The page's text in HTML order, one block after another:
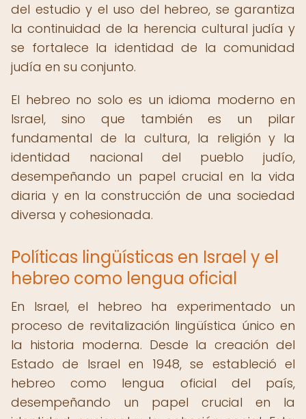
del estudio y el uso del hebreo, se garantiza
la continuidad de la herencia cultural judía y
se fortalece la identidad de la comunidad
judía en su conjunto.
El hebreo no solo es un idioma moderno en
Israel, sino que también es un pilar
fundamental de la cultura, la religión y la
identidad nacional del pueblo judío,
desempeñando un papel crucial en la vida
diaria y en la construcción de una sociedad
diversa y cohesionada.
Políticas lingüísticas en Israel y el
hebreo como lengua oficial
En Israel, el hebreo ha experimentado un
proceso de revitalización lingüística único en
la historia moderna. Desde la creación del
Estado de Israel en 1948, se estableció el
hebreo como lengua oficial del país,
desempeñando un papel crucial en la